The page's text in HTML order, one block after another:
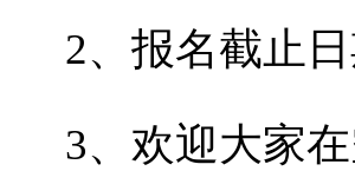
2、报名截止日
3、欢迎大家在